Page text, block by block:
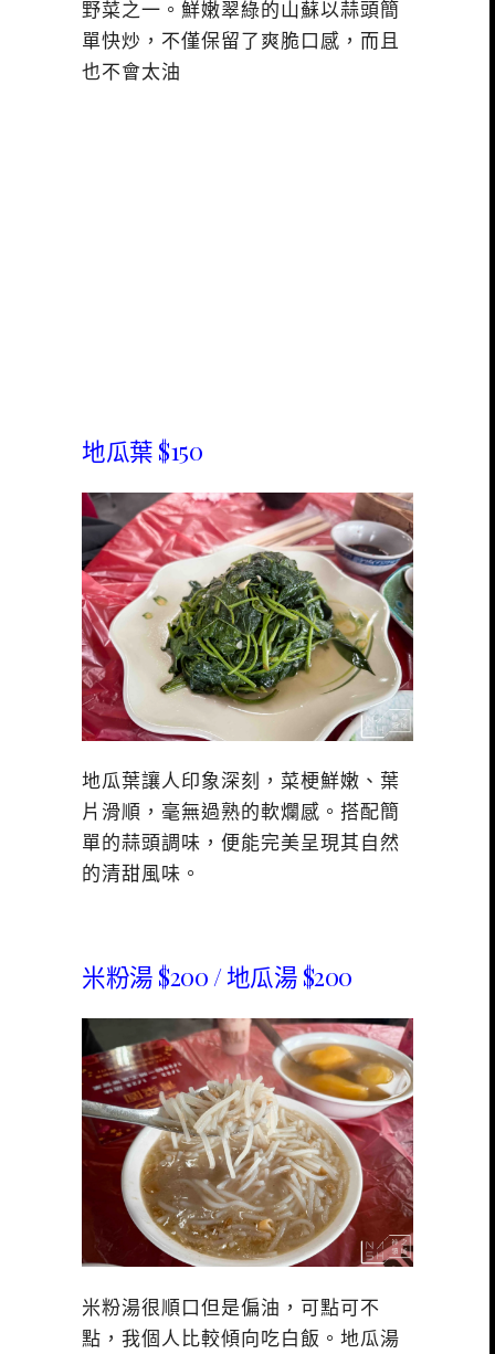
野菜之一。鮮嫩翠綠的山蘇以蒜頭簡
單快炒，不僅保留了爽脆口感，而且
也不會太油
地瓜葉 $150
地瓜葉讓人印象深刻，菜梗鮮嫩、葉
片滑順，毫無過熟的軟爛感。搭配簡
單的蒜頭調味，便能完美呈現其自然
的清甜風味。
米粉湯 $200 / 地瓜湯 $200
米粉湯很順口但是偏油，可點可不
點，我個人比較傾向吃白飯。地瓜湯